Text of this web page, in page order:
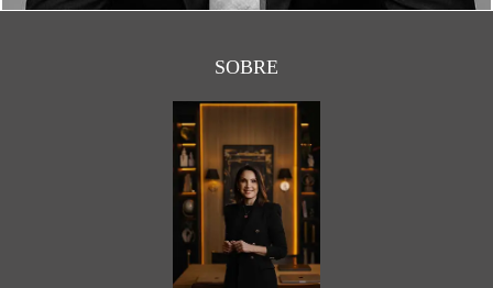
SOBRE